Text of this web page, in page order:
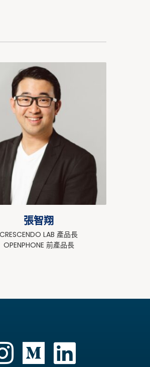
張智翔
CRESCENDO LAB 產品長
OPENPHONE 前產品長